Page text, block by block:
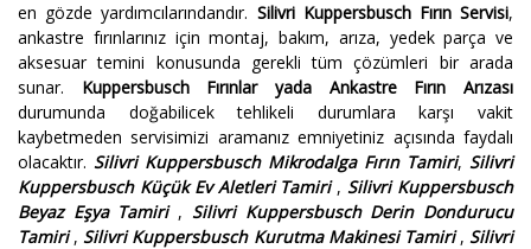
en gözde yardımcılarındandır. Silivri Kuppersbusch Fırın Servisi,
ankastre fırınlarınız için montaj, bakım, arıza, yedek parça ve
aksesuar temini konusunda gerekli tüm çözümleri bir arada
sunar. Kuppersbusch Fırınlar yada Ankastre Fırın Arızası
durumunda doğabilicek tehlikeli durumlara karşı vakit
kaybetmeden servisimizi aramanız emniyetiniz açısında faydalı
olacaktır. Silivri Kuppersbusch Mikrodalga Fırın Tamiri, Silivri
Kuppersbusch Küçük Ev Aletleri Tamiri ,Silivri Kuppersbusch
Beyaz Eşya Tamiri , Silivri Kuppersbusch Derin Dondurucu
Tamiri, Silivri Kuppersbusch Kurutma Makinesi Tamiri, Silivri